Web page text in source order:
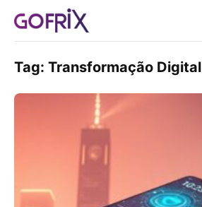
Tag: Transformação Digital